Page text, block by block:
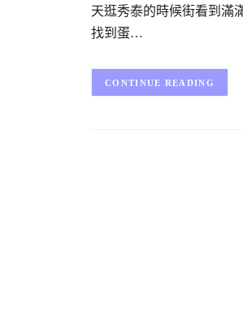
天逛秀泰的時候街看到滿
找到蛋…
CONTINUE READING